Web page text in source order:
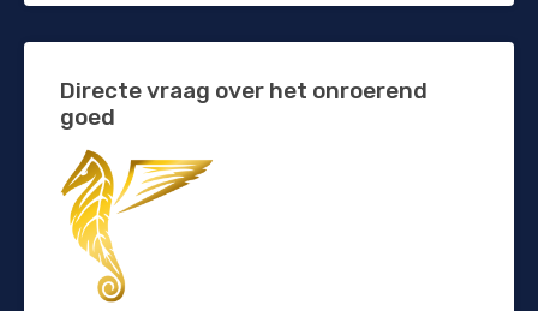
Directe vraag over het onroerend
goed